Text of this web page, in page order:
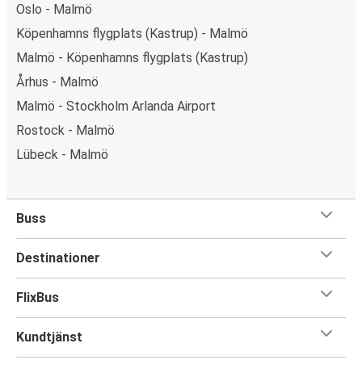
Oslo - Malmö
Köpenhamns flygplats (Kastrup) - Malmö
Malmö - Köpenhamns flygplats (Kastrup)
Århus - Malmö
Malmö - Stockholm Arlanda Airport
Rostock - Malmö
Lübeck - Malmö
Buss
Destinationer
FlixBus
Kundtjänst